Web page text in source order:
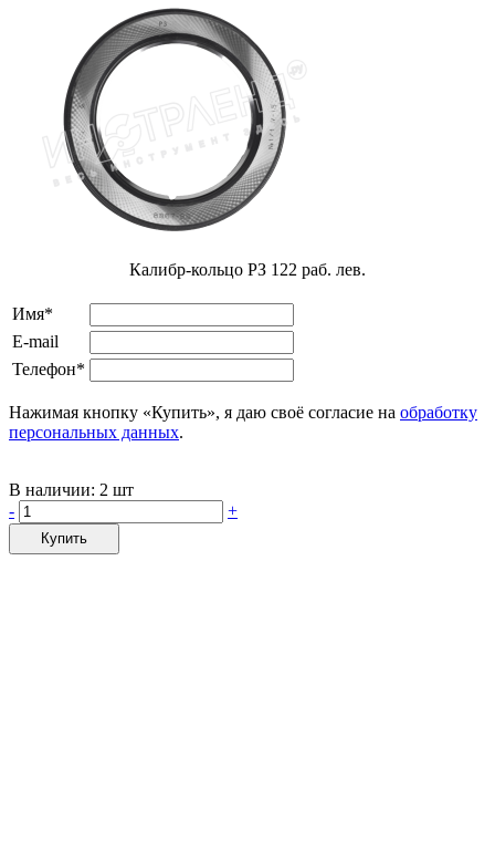
Калибр-кольцо РЗ 122 раб. лев.
Имя*
E-mail
Телефон*
Нажимая кнопку «Купить», я даю своё согласие на обработку
персональных данных.
В наличии: 2 шт
-
+
Купить